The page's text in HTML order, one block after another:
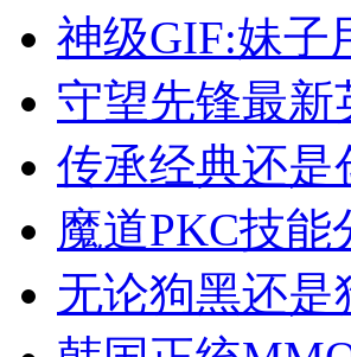
神级GIF:妹子
守望先锋最新
传承经典还是
魔道PKC技能
无论狗黑还